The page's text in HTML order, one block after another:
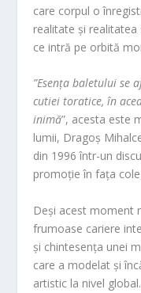
care corpul o
realitate și realitatea
ce intră pe orbită
”Esența baletului se
cutiei toratice, în
inimă”, acesta este
lumii, Dragoș
din 1996 într-un
promoție în fața
Deși acest moment
frumoase cariere
și chintesența unei
care a modelat și
artistic la nivel global.